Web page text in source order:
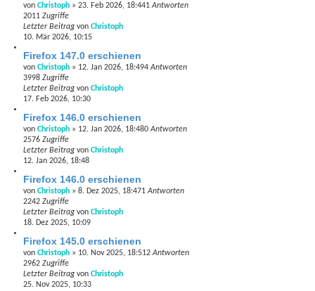
von Christoph » 23. Feb 2026, 18:441Antworten
2011 Zugriffe
Letzter Beitrag von Christoph
10. Mär 2026, 10:15
Firefox 147.0 erschienen
von Christoph » 12. Jan 2026, 18:494Antworten
3998 Zugriffe
Letzter Beitrag von Christoph
17. Feb 2026, 10:30
Firefox 146.0 erschienen
von Christoph » 12. Jan 2026, 18:480Antworten
2576 Zugriffe
Letzter Beitrag von Christoph
12. Jan 2026, 18:48
Firefox 146.0 erschienen
von Christoph » 8. Dez 2025, 18:471Antworten
2242 Zugriffe
Letzter Beitrag von Christoph
18. Dez 2025, 10:09
Firefox 145.0 erschienen
von Christoph » 10. Nov 2025, 18:512Antworten
2962 Zugriffe
Letzter Beitrag von Christoph
25. Nov 2025, 10:33